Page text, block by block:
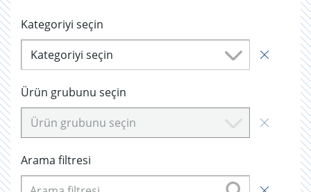
Kategoriyi seçin
Kategoriyi seçin
Ürün grubunu seçin
Ürün grubunu seçin
Arama filtresi